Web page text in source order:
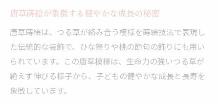
唐草蒔絵が象徴する健やかな成長の秘密
唐草蒔絵は、つる草が絡み合う模様を蒔絵技法で表現し
た伝統的な装飾で、ひな祭りや桃の節句の飾りにも用い
られています。この唐草模様は、生命力の強いつる草が
絶えず伸びる様子から、子どもの健やかな成長と長寿を
象徴しています。